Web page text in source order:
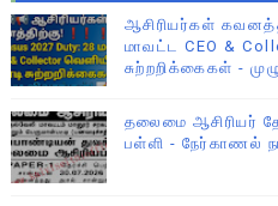
ஆசிரியர்கள்
மாவட்ட CEO &
சுற்றறிக்கைகள் -
தலைமை ஆசிரியர்
பள்ளி - நேர்காணல்